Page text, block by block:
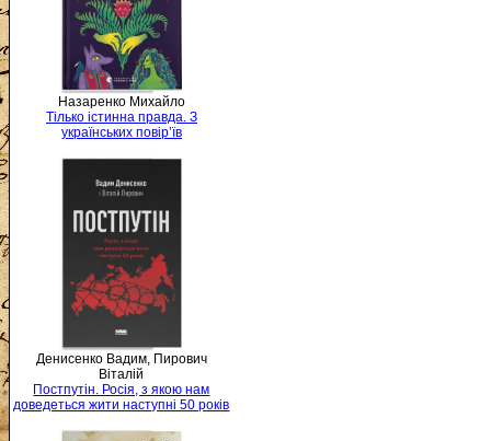
Назаренко Михайло
Тілько істинна правда. З
українських повір’їв
Денисенко Вадим, Пирович
Віталій
Постпутін. Росія, з якою нам
доведеться жити наступні 50 років